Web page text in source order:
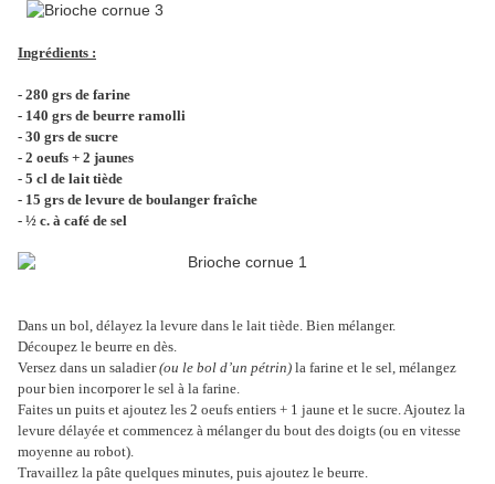
Ingrédients :
- 280 grs de farine
- 140 grs de beurre ramolli
- 30 grs de sucre
- 2 oeufs + 2 jaunes
- 5 cl de lait tiède
- 15 grs de levure de boulanger fraîche
- ½ c. à café de sel
Dans un bol, délayez la levure dans le lait tiède. Bien mélanger.
Découpez le beurre en dès.
Versez dans un saladier(ou le bol d’un pétrin) la farine et le sel, mélangez
pour bien incorporer le sel à la farine.
Faites un puits et ajoutez les 2 oeufs entiers + 1 jaune et le sucre. Ajoutez la
levure délayée et commencez à mélanger du bout des doigts (ou en vitesse
moyenne au robot).
Travaillez la pâte quelques minutes, puis ajoutez le beurre.